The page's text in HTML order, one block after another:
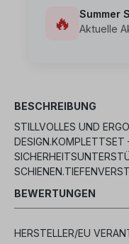
🔥
Summer
Aktuelle
BESCHREIBUNG
STILLVOLLES UND
DESIGN.KOMPLETTSET
BEWERTUNGEN
HERSTELLER/EU